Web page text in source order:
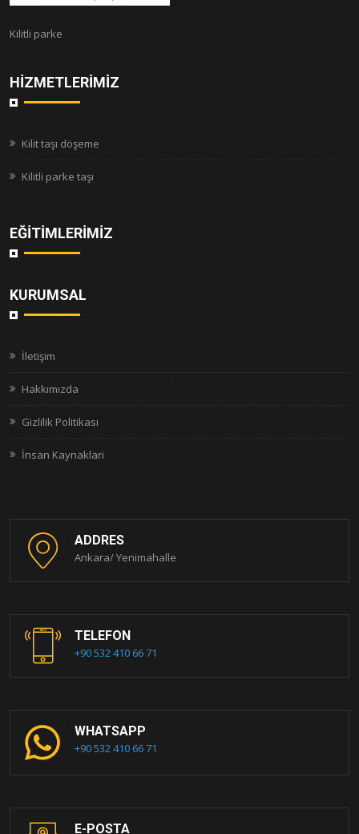
Kilitli parke
HIZMETLERIMIZ
Kilit taşı döşeme
Kilitli parke taşı
EĞITIMLERIMIZ
KURUMSAL
İletişim
Hakkımızda
Gizlilik Politikası
İnsan Kaynaklari
ADDRES
Ankara/ Yenimahalle
TELEFON
+90 532 410 66 71
WHATSAPP
+90 532 410 66 71
E-POSTA